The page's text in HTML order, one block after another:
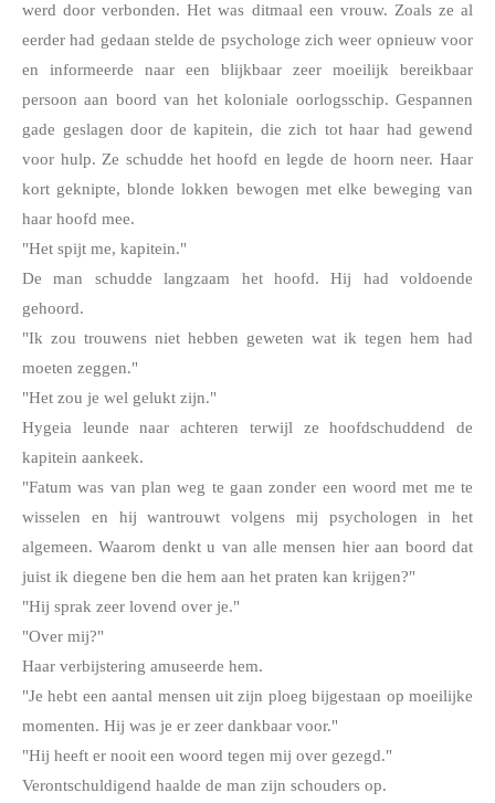
werd door verbonden. Het was ditmaal een vrouw. Zoals ze al
eerder had gedaan stelde de psychologe zich weer opnieuw voor
en informeerde naar een blijkbaar zeer moeilijk bereikbaar
persoon aan boord van het koloniale oorlogsschip. Gespannen
gade geslagen door de kapitein, die zich tot haar had gewend
voor hulp. Ze schudde het hoofd en legde de hoorn neer. Haar
kort geknipte, blonde lokken bewogen met elke beweging van
haar hoofd mee.
"Het spijt me, kapitein."
De man schudde langzaam het hoofd. Hij had voldoende
gehoord.
"Ik zou trouwens niet hebben geweten wat ik tegen hem had
moeten zeggen."
"Het zou je wel gelukt zijn."
Hygeia leunde naar achteren terwijl ze hoofdschuddend de
kapitein aankeek.
"Fatum was van plan weg te gaan zonder een woord met me te
wisselen en hij wantrouwt volgens mij psychologen in het
algemeen. Waarom denkt u van alle mensen hier aan boord dat
juist ik diegene ben die hem aan het praten kan krijgen?"
"Hij sprak zeer lovend over je."
"Over mij?"
Haar verbijstering amuseerde hem.
"Je hebt een aantal mensen uit zijn ploeg bijgestaan op moeilijke
momenten. Hij was je er zeer dankbaar voor."
"Hij heeft er nooit een woord tegen mij over gezegd."
Verontschuldigend haalde de man zijn schouders op.